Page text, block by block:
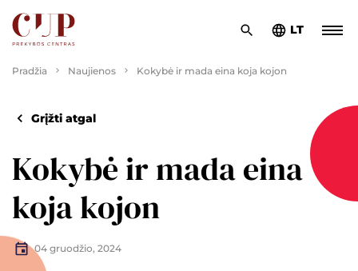
LT
Pradžia Naujienos Kokybė ir mada eina koja kojon
Grįžti atgal
Kokybė ir mada eina
koja kojon
04 gruodžio, 2024